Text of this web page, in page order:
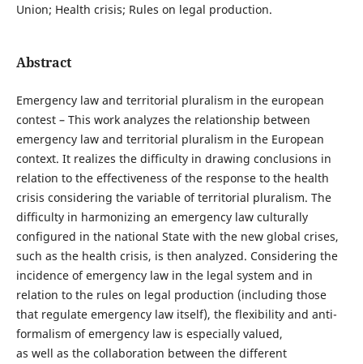
Union; Health crisis; Rules on legal production.
Abstract
Emergency law and territorial pluralism in the european
contest – This work analyzes the relationship between
emergency law and territorial pluralism in the European
context. It realizes the difficulty in drawing conclusions in
relation to the effectiveness of the response to the health
crisis considering the variable of territorial pluralism. The
difficulty in harmonizing an emergency law culturally
configured in the national State with the new global crises,
such as the health crisis, is then analyzed. Considering the
incidence of emergency law in the legal system and in
relation to the rules on legal production (including those
that regulate emergency law itself), the flexibility and anti-
formalism of emergency law is especially valued,
as well as the collaboration between the different